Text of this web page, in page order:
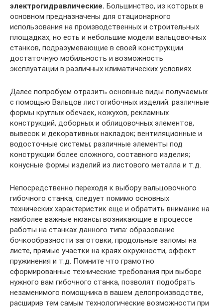
электрогидравлические. Большинство, из которых в
основном предназначены для стационарного
использования на производственных и строительных
площадках, но есть и небольшие модели вальцовочных
станков, подразумевающие в своей конструкции
достаточную мобильность и возможность
эксплуатации в различных климатических условиях.
Далее попробуем отразить основные виды получаемых
с помощью Вальцов листогибочных изделий: различные
формы круглых обечаек, кожухов, рекламных
конструкций, доборных и облицовочных элементов,
вывесок и декоративных накладок; вентиляционные и
водосточные системы; различные элементы под
конструкции более сложного, составного изделия;
конусные формы изделий из листового металла и т.д.
Непосредственно переходя к выбору вальцовочного
гибочного станка, следует помимо основных
технических характеристик еще и обратить внимание на
наиболее важные нюансы возникающие в процессе
работы на станках данного типа: образование
бочкообразности заготовки, продольные заломы на
листе, прямые участки на краях окружности, эффект
пружинения и т.д. Помните что грамотно
сформированные технические требования при выборе
нужного вам гибочного станка, позволят подобрать
незаменимого помощника в вашем делопроизводстве,
расширив тем самым технологические возможности при